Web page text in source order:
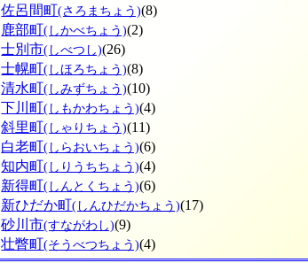
佐呂間町(さろまちょう)(8)
鹿部町(しかべちょう)(2)
士別市(しべつし)(26)
士幌町(しほろちょう)(8)
清水町(しみずちょう)(10)
下川町(しもかわちょう)(4)
斜里町(しゃりちょう)(11)
白老町(しらおいちょう)(6)
知内町(しりうちちょう)(4)
新得町(しんとくちょう)(6)
新ひだか町(しんひだかちょう)(17)
砂川市(すながわし)(9)
壮瞥町(そうべつちょう)(4)